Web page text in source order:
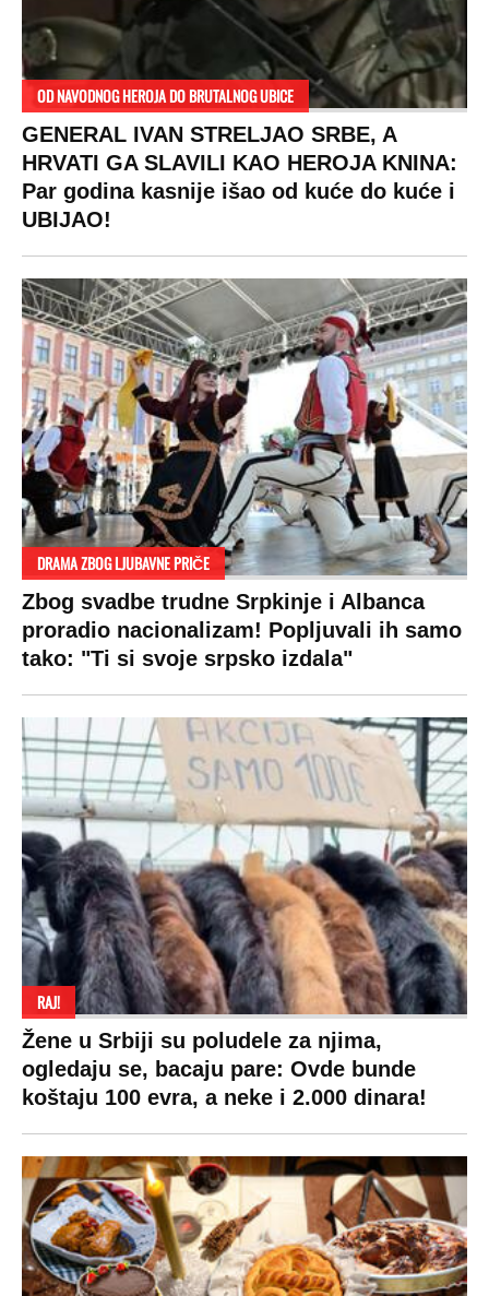
OD NAVODNOG HEROJA DO BRUTALNOG UBICE
GENERAL IVAN STRELJAO SRBE, A
HRVATI GA SLAVILI KAO HEROJA KNINA:
Par godina kasnije išao od kuće do kuće i
UBIJAO!
DRAMA ZBOG LJUBAVNE PRIČE
Zbog svadbe trudne Srpkinje i Albanca
proradio nacionalizam! Popljuvali ih samo
tako: "Ti si svoje srpsko izdala"
RAJ!
Žene u Srbiji su poludele za njima,
ogledaju se, bacaju pare: Ovde bunde
koštaju 100 evra, a neke i 2.000 dinara!